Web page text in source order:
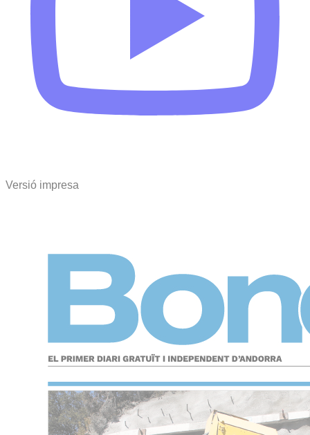
Versió impresa